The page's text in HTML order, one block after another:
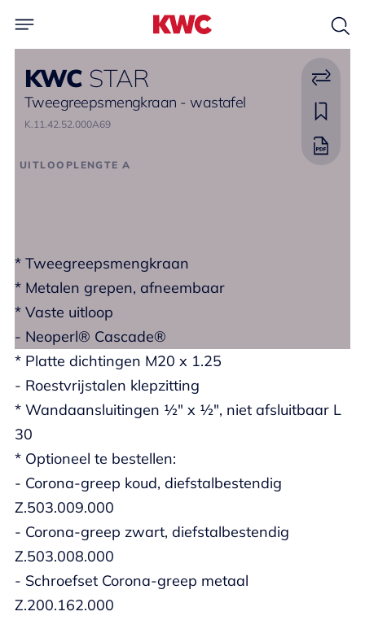
KWC STAR
Tweegreepsmengkraan - wastafel
K.11.42.52.000A69
* Tweegreepsmengkraan
* Metalen grepen, afneembaar
* Vaste uitloop
- Neoperl® Cascade®
* Platte dichtingen M20 x 1.25
- Roestvrijstalen klepzitting
* Wandaansluitingen ½" x ½", niet afsluitbaar L
30
* Optioneel te bestellen:
- Corona-greep koud, diefstalbestendig
Z.503.009.000
- Corona-greep zwart, diefstalbestendig
Z.503.008.000
- Schroefset Corona-greep metaal
Z.200.162.000
UITLOOPLENGTE A